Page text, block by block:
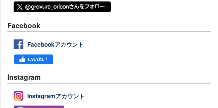
Facebook
Facebookアカウント
Instagram
Instagramアカウント